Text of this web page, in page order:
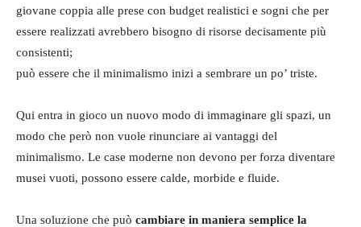
giovane coppia alle prese con budget realistici e sogni che per
essere realizzati avrebbero bisogno di risorse decisamente più
consistenti;
può essere che il minimalismo inizi a sembrare un po’ triste.
Qui entra in gioco un nuovo modo di immaginare gli spazi, un
modo che però non vuole rinunciare ai vantaggi del
minimalismo. Le case moderne non devono per forza diventare
musei vuoti, possono essere calde, morbide e fluide.
Una soluzione che può cambiare in maniera semplice la